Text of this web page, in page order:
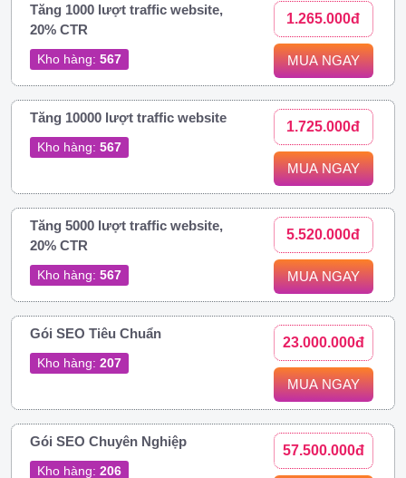
Tăng 1000 lượt traffic website,
20% CTR
Kho hàng: 567
1.265.000đ
MUA NGAY
Tăng 10000 lượt traffic website
Kho hàng: 567
1.725.000đ
MUA NGAY
Tăng 5000 lượt traffic website,
20% CTR
Kho hàng: 567
5.520.000đ
MUA NGAY
Gói SEO Tiêu Chuẩn
Kho hàng: 207
23.000.000đ
MUA NGAY
Gói SEO Chuyên Nghiệp
Kho hàng: 206
57.500.000đ